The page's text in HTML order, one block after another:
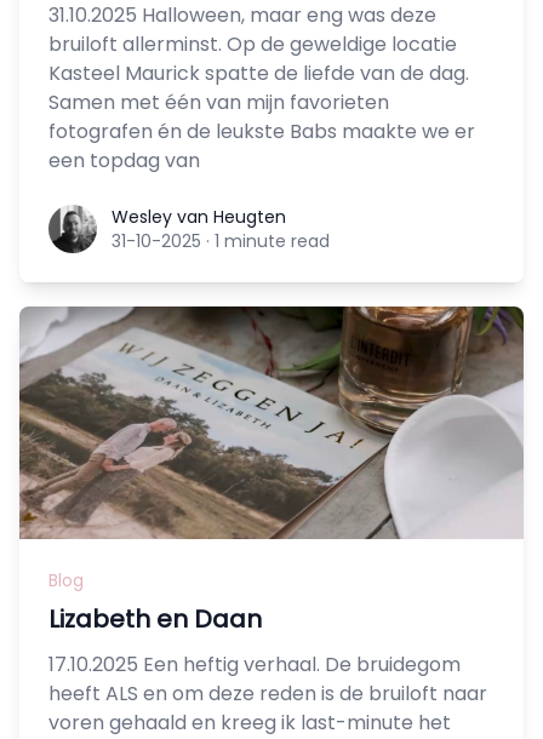
31.10.2025 Halloween, maar eng was deze
bruiloft allerminst. Op de geweldige locatie
Kasteel Maurick spatte de liefde van de dag.
Samen met één van mijn favorieten
fotografen én de leukste Babs maakte we er
een topdag van
Wesley van Heugten
Wesley van Heugten
31-10-2025 · 1 minute read
Blog
Lizabeth en Daan
17.10.2025 Een heftig verhaal. De bruidegom
heeft ALS en om deze reden is de bruiloft naar
voren gehaald en kreeg ik last-minute het